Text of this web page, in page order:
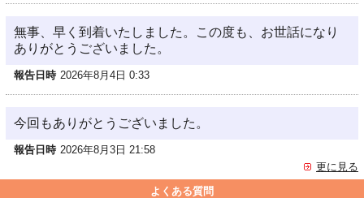
無事、早く到着いたしました。この度も、お世話になり
ありがとうございました。
報告日時 2026年8月4日 0:33
今回もありがとうございました。
報告日時 2026年8月3日 21:58
更に見る
よくある質問